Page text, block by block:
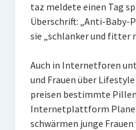
taz meldete einen Tag
Überschrift: „Anti-Baby-
sie „schlanker und fitter
Auch in Internetforen
und Frauen über
preisen bestimmte
Internetplattform
schwärmen junge